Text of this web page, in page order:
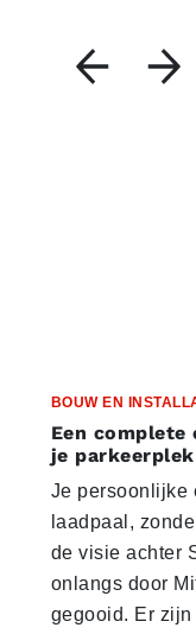
BOUW EN
Een complete
je parkeerplek
Je persoonlijke
laadpaal,
de visie achter
onlangs door
gegooid. Er